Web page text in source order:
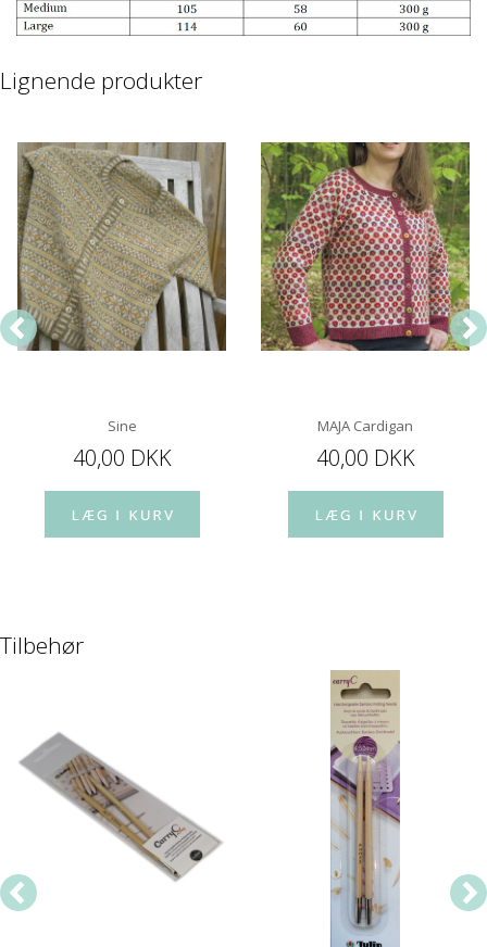
Lignende produkter
Sine
40,00 DKK
MAJA Cardigan
40,00 DKK
Tilbehør